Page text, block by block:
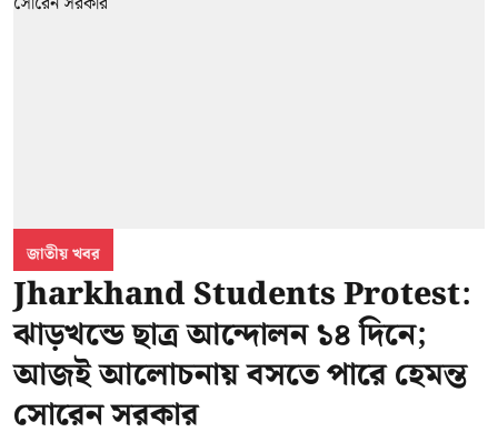
জাতীয় খবর
Jharkhand Students Protest:
ঝাড়খন্ডে ছাত্র আন্দোলন ১৪ দিনে;
আজই আলোচনায় বসতে পারে হেমন্ত
সোরেন সরকার